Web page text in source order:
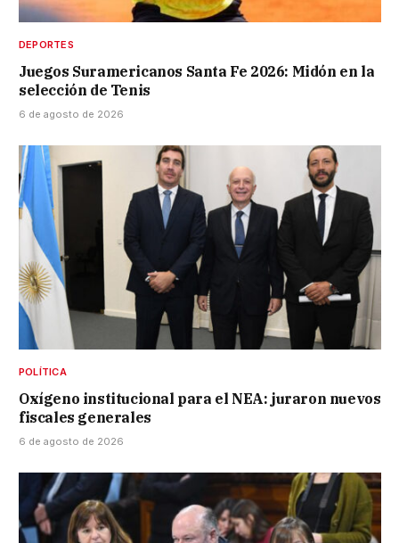
DEPORTES
Juegos Suramericanos Santa Fe 2026: Midón en la
selección de Tenis
6 de agosto de 2026
POLÍTICA
Oxígeno institucional para el NEA: juraron nuevos
fiscales generales
6 de agosto de 2026